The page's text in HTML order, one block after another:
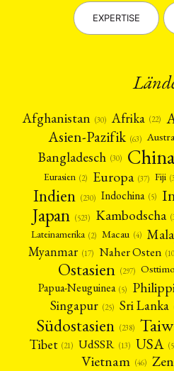
EXPERTISE
Afghanistan (30) Afrika (22)
Asien-Pazifik (63)
Bangladesch (30)
Eurasien (2) Europa (37) Fiji
Indien (230) Indochina (5)
Japan (523) Kambodscha
Lateinamerika (2) Macau (4)
Myanmar (17) Naher Osten
Ostasien (297)
Papua-Neuguinea (5)
Singapur (25) Sri Lanka
Südostasien (238)
Tibet (21) UdSSR (13) USA
Vietnam (46)